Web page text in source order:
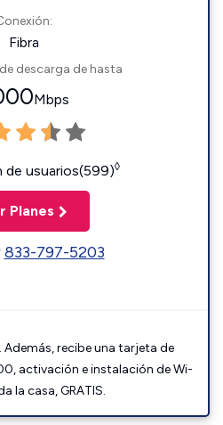
Fibra
descarga de hasta
Mbps
de usuarios(599)◊
Planes
833-797-5203
recibe una tarjeta de
activación e instalación de Wi-
la casa, GRATIS.